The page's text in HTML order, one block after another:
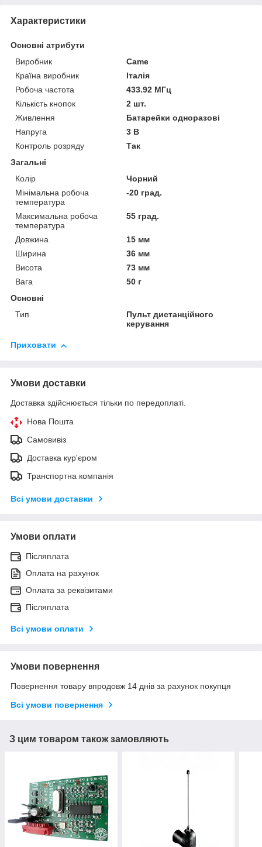
Характеристики
Основні атрибути
Виробник
Came
Країна виробник
Італія
Робоча частота
433.92 МГц
Кількість кнопок
2 шт.
Живлення
Батарейки одноразові
Напруга
3 В
Контроль розряду
Так
Загальні
Колір
Чорний
Мінімальна робоча
температура
-20 град.
Максимальна робоча
температура
55 град.
Довжина
15 мм
Ширина
36 мм
Висота
73 мм
Вага
50 г
Основні
Тип
Пульт дистанційного
керування
Приховати
Умови доставки
Доставка здійснюється тільки по передоплаті.
Нова Пошта
Самовивіз
Доставка кур'єром
Транспортна компанія
Всі умови доставки
Умови оплати
Післяплата
Оплата на рахунок
Оплата за реквізитами
Післяплата
Всі умови оплати
Умови повернення
Повернення товару впродовж 14 днів за рахунок покупця
Всі умови повернення
З цим товаром також замовляють